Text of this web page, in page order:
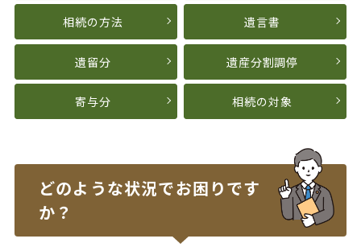
相続の方法 遺言書
遺留分 遺産分割調停
寄与分 相続の対象
どのような状況でお困りです
か？